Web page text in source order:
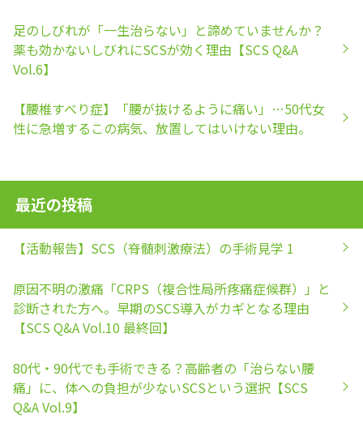
足のしびれが「一生治らない」と諦めていませんか？
薬も効かないしびれにSCSが効く理由【SCS Q&A
Vol.6】
【腰椎すべり症】「腰が抜けるように痛い」…50代女
性に急増するこの病気、放置してはいけない理由。
最近の投稿
【活動報告】SCS（脊髄刺激療法）の手術見学 1
原因不明の激痛「CRPS（複合性局所疼痛症候群）」と
診断された方へ。早期のSCS導入がカギとなる理由
【SCS Q&A Vol.10 最終回】
80代・90代でも手術できる？高齢者の「治らない腰
痛」に、体への負担が少ないSCSという選択【SCS
Q&A Vol.9】